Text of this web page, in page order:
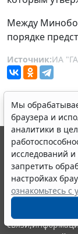
Между
порядке
Источник:ИА
Мы
браузера и
аналитики в
исследований
запретить
настройках
ознакомьтесь с
© ООО "НПП
выпускается с
являются
информации
Портал
издания